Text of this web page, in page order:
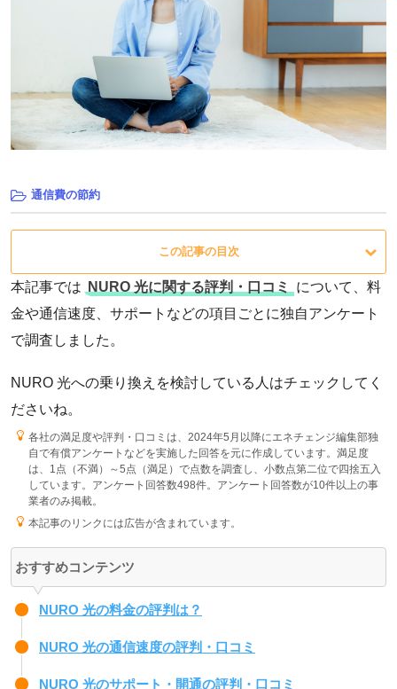
通信費の節約
この記事の目次
本記事では NURO 光に関する評判・口コミ
について、料
金や通信速度、サポートなどの項目ごとに独自アンケート
で調査しました。
NURO 光への乗り換えを検討している人はチェックしてく
ださいね。
各社の満足度や評判・口コミは、2024年5月以降にエネチェンジ編集部独
自で有償アンケートなどを実施した回答を元に作成しています。満足度
は、1点（不満）～5点（満足）で点数を調査し、小数点第二位で四捨五入
しています。アンケート回答数498件。アンケート回答数が10件以上の事
業者のみ掲載。
本記事のリンクには広告が含まれています。
おすすめコンテンツ
NURO 光の料金の評判は？
NURO 光の通信速度の評判・口コミ
NURO 光のサポート・開通の評判・口コミ